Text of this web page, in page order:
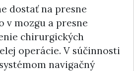
dostať na presne
v mozgu a presne
chirurgických
operácie. V súčinnosti
navigačný